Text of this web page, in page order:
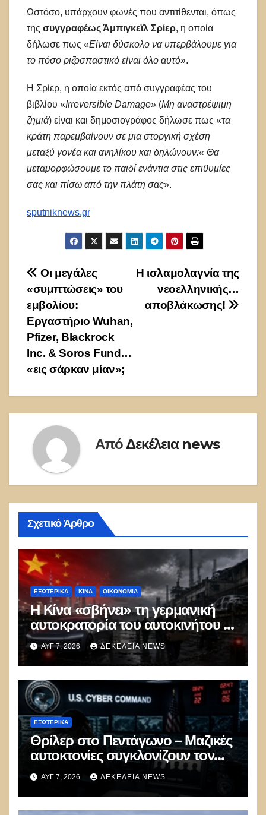
Ωστόσο, υπάρχουν φωνές που αντιτίθενται, όπως
της συγγραφέως Άμπιγκεϊλ Σρίερ, η οποία
δήλωσε πως «Είναι δύσκολο να υπερβάλουμε για
το πόσο ριζοσπαστικό είναι όλο αυτό».
​Η Σρίερ, η οποία εκτός από συγγραφέας του
βιβλίου «Irreversible Damage» (Μη αναστρέψιμη
ζημιά) είναι και δημοσιογράφος δήλωσε πως «τα
κράτη παρεμβαίνουν σε μια στοργική σχέση
μεταξύ γονέα και ανηλίκου και δηλώνουν:« Θα
μεταμορφώσουμε το παιδί ενάντια στις επιθυμίες
σας και πίσω από την πλάτη σας».
sputniknews.gr
Πλοήγηση
άρθρων
Η ισλαμολαγνία της
νεοελληνικής…
αποβλάκωσης!
Οι μεγάλες
«συμπτώσεις» του
εμβολίου:
Εργαστήριο Wuhan,
Pfizer, Blackrock
Inc. & Soros Fund…
«εις σάρκαν μίαν»;
Από Δεκέλεια news
Σχετικό Άρθρο
ΕΞΩΤΕΡΙΚΑ ΚΊΝΑ ΟΙΚΟΝΟΜΙΑ
Η Κίνα «σβήνει» τη γερμανική
αυτοκρατορία του αυτοκινήτου –
100.000 απολύσεις, λουκέτα και
πολιτικός πανικός
ΑΥΓ 7, 2026 ΔΕΚΈΛΕΙΑ NEWS
ΕΞΩΤΕΡΙΚΑ
Θρίλερ στο Πεντάγωνο – Μαζικές
αυτοκτονίες συγκλονίζουν τον
μυστικό στρατό
κυβερνοπολέμου των ΗΠΑ
ΑΥΓ 7, 2026 ΔΕΚΈΛΕΙΑ NEWS